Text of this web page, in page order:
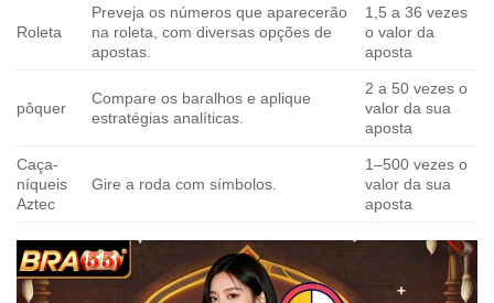
Roleta
Preveja os números que aparecerão
na roleta, com diversas opções de
apostas.
1,5 a 36 vezes
o valor da
aposta
pôquer
Compare os baralhos e aplique
estratégias analíticas.
2 a 50 vezes o
valor da sua
aposta
Caça-
níqueis
Aztec
Gire a roda com símbolos.
1–500 vezes o
valor da sua
aposta